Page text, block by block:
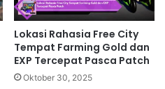
Lokasi Rahasia Free City
Tempat Farming Gold dan
EXP Tercepat Pasca Patch
Oktober 30, 2025